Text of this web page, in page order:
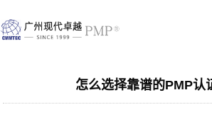
怎么选择靠谱的PMP认